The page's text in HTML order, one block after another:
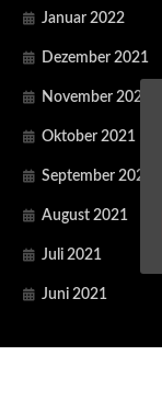
Januar 2022
Dezember 2021
November 2021
Oktober 2021
September 2021
August 2021
Juli 2021
Juni 2021